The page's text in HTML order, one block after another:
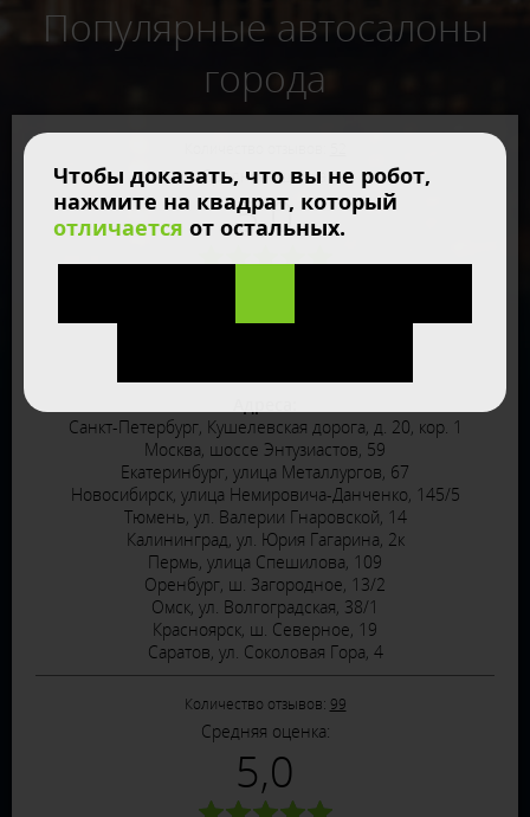
Популярные автосалоны
города
Средняя оценка:
5,0
Официальный сайт:
Санкт-Петербург, Кушелевская дорога, д. 20, кор. 1
Москва, шоссе Энтузиастов, 59
Екатеринбург, улица Металлургов, 67
Новосибирск, улица Немировича-Данченко, 145/5
Тюмень, ул. Валерии Гнаровской, 14
Калининград, ул. Юрия Гагарина, 2к
Пермь, улица Спешилова, 109
Оренбург, ш. Загородное, 13/2
Омск, ул. Волгоградская, 38/1
Красноярск, ш. Северное, 19
Саратов, ул. Соколовая Гора, 4
Количество отзывов: 99
Средняя оценка:
5,0
Чтобы доказать, что вы не робот,
нажмите на квадрат, который
отличается от остальных.